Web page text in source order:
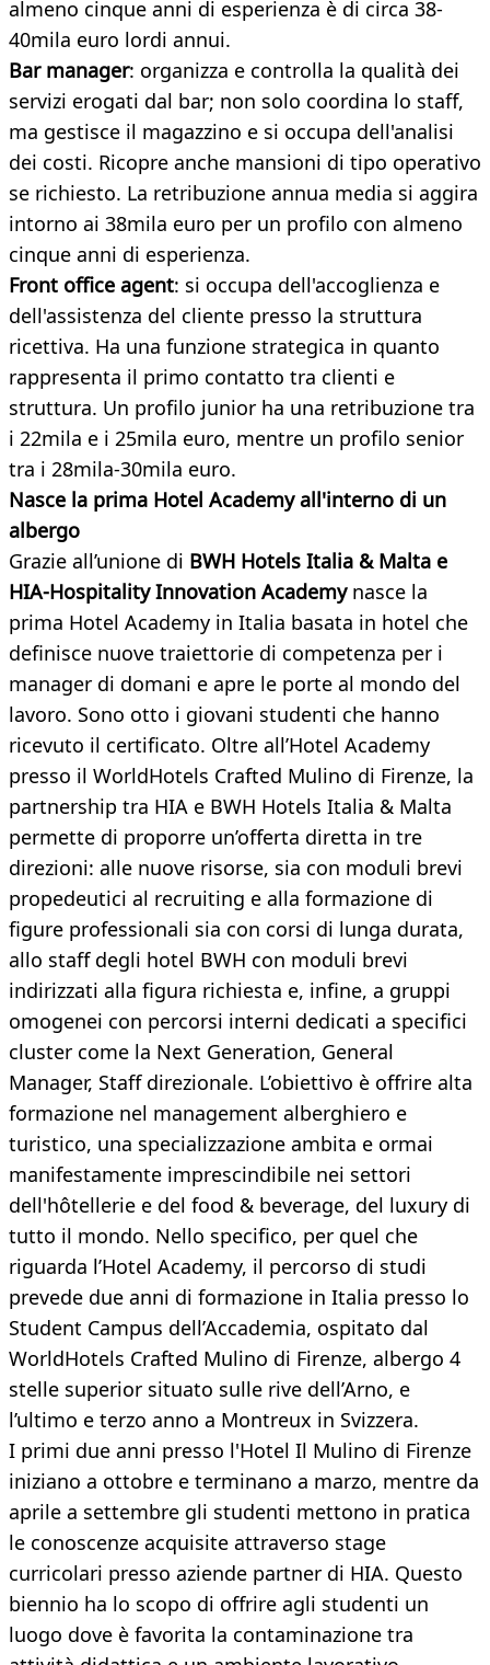
almeno cinque anni di esperienza è di circa 38-
40mila euro lordi annui.
Bar manager: organizza e controlla la qualità dei
servizi erogati dal bar; non solo coordina lo staff,
ma gestisce il magazzino e si occupa dell'analisi
dei costi. Ricopre anche mansioni di tipo operativo
se richiesto. La retribuzione annua media si aggira
intorno ai 38mila euro per un profilo con almeno
cinque anni di esperienza.
Front office agent: si occupa dell'accoglienza e
dell'assistenza del cliente presso la struttura
ricettiva. Ha una funzione strategica in quanto
rappresenta il primo contatto tra clienti e
struttura. Un profilo junior ha una retribuzione tra
i 22mila e i 25mila euro, mentre un profilo senior
tra i 28mila-30mila euro.
Nasce la prima Hotel Academy all'interno di un
albergo
Grazie all’unione di BWH Hotels Italia & Malta e
HIA-Hospitality Innovation Academy nasce la
prima Hotel Academy in Italia basata in hotel che
definisce nuove traiettorie di competenza per i
manager di domani e apre le porte al mondo del
lavoro. Sono otto i giovani studenti che hanno
ricevuto il certificato. Oltre all’Hotel Academy
presso il WorldHotels Crafted Mulino di Firenze, la
partnership tra HIA e BWH Hotels Italia & Malta
permette di proporre un’offerta diretta in tre
direzioni: alle nuove risorse, sia con moduli brevi
propedeutici al recruiting e alla formazione di
figure professionali sia con corsi di lunga durata,
allo staff degli hotel BWH con moduli brevi
indirizzati alla figura richiesta e, infine, a gruppi
omogenei con percorsi interni dedicati a specifici
cluster come la Next Generation, General
Manager, Staff direzionale. L’obiettivo è offrire alta
formazione nel management alberghiero e
turistico, una specializzazione ambita e ormai
manifestamente imprescindibile nei settori
dell'hôtellerie e del food & beverage, del luxury di
tutto il mondo. Nello specifico, per quel che
riguarda l’Hotel Academy, il percorso di studi
prevede due anni di formazione in Italia presso lo
Student Campus dell’Accademia, ospitato dal
WorldHotels Crafted Mulino di Firenze, albergo 4
stelle superior situato sulle rive dell’Arno, e
l’ultimo e terzo anno a Montreux in Svizzera.
I primi due anni presso l'Hotel Il Mulino di Firenze
iniziano a ottobre e terminano a marzo, mentre da
aprile a settembre gli studenti mettono in pratica
le conoscenze acquisite attraverso stage
curricolari presso aziende partner di HIA. Questo
biennio ha lo scopo di offrire agli studenti un
luogo dove è favorita la contaminazione tra